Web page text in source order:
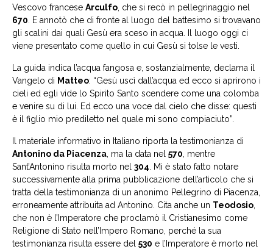
Vescovo francese Arculfo , che si recò in pellegrinaggio nel
670 . E annotò che di fronte al luogo del battesimo si trovavano
gli scalini dai quali Gesù era sceso in acqua. Il luogo oggi ci
viene presentato come quello in cui Gesù si tolse le vesti.
La guida indica l’acqua fangosa e, sostanzialmente, declama il
Vangelo di Matteo: “Gesù uscì dall’acqua ed ecco si aprirono i
cieli ed egli vide lo Spirito Santo scendere come una colomba
e venire su di lui. Ed ecco una voce dal cielo che disse: questi
è il figlio mio prediletto nel quale mi sono compiaciuto”.
Il materiale informativo in Italiano riporta la testimonianza di
Antonino da Piacenza , ma la data nel 570 , mentre
Sant’Antonino risulta morto nel 304 . Mi è stato fatto notare
successivamente alla prima pubblicazione dell’articolo che si
tratta della testimonianza di un anonimo Pellegrino di Piacenza,
erroneamente attribuita ad Antonino. Cita anche un Teodosio
che non è l’Imperatore che proclamò il Cristianesimo come
Religione di Stato nell’Impero Romano, perché la sua
testimonianza risulta essere del 530 e l’Imperatore è morto nel